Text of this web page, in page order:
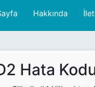
Hakkında
Hata